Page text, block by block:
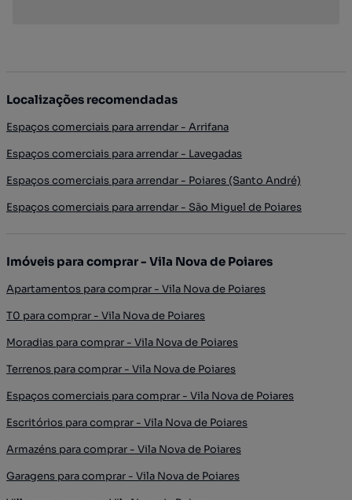
Localizações recomendadas
Espaços comerciais para arrendar - Arrifana
Espaços comerciais para arrendar - Lavegadas
Espaços comerciais para arrendar - Poiares (Santo André)
Espaços comerciais para arrendar - São Miguel de Poiares
Imóveis para comprar - Vila Nova de Poiares
Apartamentos para comprar - Vila Nova de Poiares
T0 para comprar - Vila Nova de Poiares
Moradias para comprar - Vila Nova de Poiares
Terrenos para comprar - Vila Nova de Poiares
Espaços comerciais para comprar - Vila Nova de Poiares
Escritórios para comprar - Vila Nova de Poiares
Armazéns para comprar - Vila Nova de Poiares
Garagens para comprar - Vila Nova de Poiares